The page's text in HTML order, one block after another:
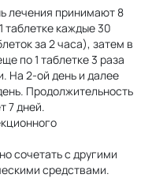
лечения принимают 8
таблетке каждые 30
за 2 часа), затем в
по 1 таблетке 3 раза
На 2-ой день и далее
Продолжительность
7 дней.
сочетать с другими
средствами.